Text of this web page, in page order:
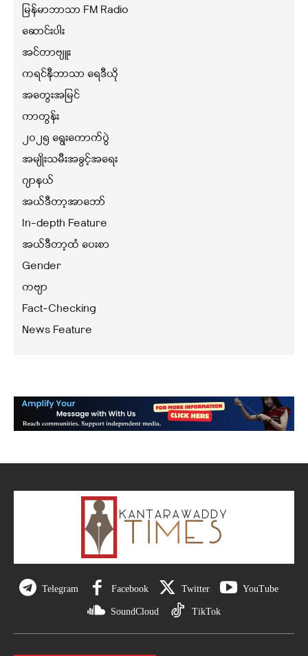
မြန်မာဘာသာ FM Radio
ဆောင်းပါး
အင်တာဗျူး
ကရင်နီဘာသာ ရေဒီယို
အတွေးအမြင်
ကာတွန်း
၂၀၂၅ ရွေးကောက်ပွဲ
အမျိုးသမီးအခွင့်အရေး
ဂျာနယ်
အယ်ဒီတာ့အာဘော်
In-depth Feature
အယ်ဒီတာ့ထံ ပေးစာ
Gender
ကဗျာ
Fact-Checking
News Feature
Telegram Facebook Twitter YouTube
SoundCloud TikTok